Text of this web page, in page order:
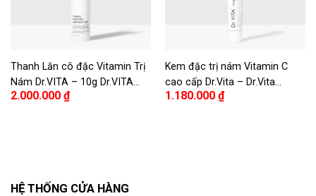
Thanh Lăn cô đặc Vitamin Trị
Nám Dr.VITA – 10g Dr.VITA
Vitamin Moisture Ampoule
2.000.000 ₫
Kem đặc trị nám Vitamin C
cao cấp Dr.Vita – Dr.Vita
Premium Vitamin C Cream
1.180.000 ₫
HỆ THỐNG CỬA HÀNG